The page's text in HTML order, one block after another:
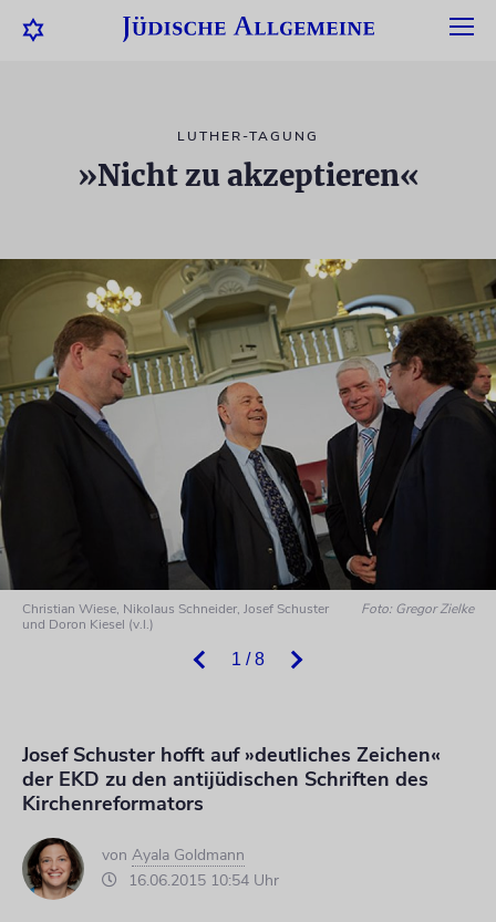
LUTHER-TAGUNG
»Nicht zu akzeptieren«
1 / 8
Christian Wiese, Nikolaus Schneider, Josef Schuster
und Doron Kiesel (v.l.)
Foto: Gregor Zielke
Josef Schuster hofft auf »deutliches Zeichen«
der EKD zu den antijüdischen Schriften des
Kirchenreformators
von Ayala Goldmann
16.06.2015 10:54 Uhr